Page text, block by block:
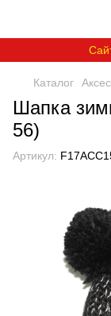
Каталог
Шапка
56)
Артикул: